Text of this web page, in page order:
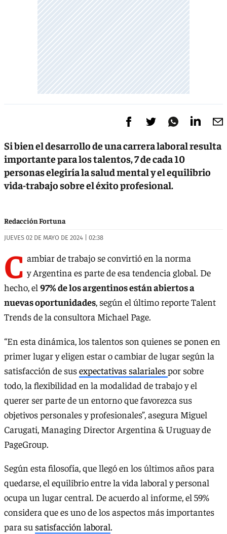
Si bien el desarrollo de una carrera laboral resulta
importante para los talentos, 7 de cada 10
personas elegiría la salud mental y el equilibrio
vida-trabajo sobre el éxito profesional.
Redacción Fortuna
JUEVES 02 DE MAYO DE 2024 | 02:38
C ambiar de trabajo se convirtió en la norma
y Argentina es parte de esa tendencia global. De
hecho, el 97% de los argentinos están abiertos a
nuevas oportunidades, según el último reporte Talent
Trends de la consultora Michael Page.
“En esta dinámica, los talentos son quienes se ponen en
primer lugar y eligen estar o cambiar de lugar según la
satisfacción de susexpectativas salarialespor sobre
todo, la flexibilidad en la modalidad de trabajo y el
querer ser parte de un entorno que favorezca sus
objetivos personales y profesionales”, asegura Miguel
Carugati, Managing Director Argentina & Uruguay de
PageGroup.
Según esta filosofía, que llegó en los últimos años para
quedarse, el equilibrio entre la vida laboral y personal
ocupa un lugar central. De acuerdo al informe, el 59%
considera que es uno de los aspectos más importantes
para su satisfacción laboral.